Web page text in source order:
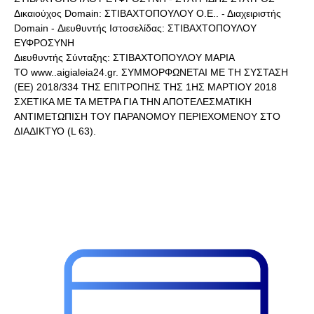
Δικαιούχος Domain: ΣΤΙΒΑΧΤΟΠΟΥΛΟΥ Ο.Ε.. - Διαχειριστής
Domain - Διευθυντής Ιστοσελίδας: ΣΤΙΒΑΧΤΟΠΟΥΛΟΥ
ΕΥΦΡΟΣΥΝΗ
Διευθυντής Σύνταξης: ΣΤΙΒΑΧΤΟΠΟΥΛΟΥ ΜΑΡΙΑ
ΤΟ www..aigialeia24.gr. ΣΥΜΜΟΡΦΩΝΕΤΑΙ ΜΕ ΤΗ ΣΥΣΤΑΣΗ
(ΕΕ) 2018/334 ΤΗΣ ΕΠΙΤΡΟΠΗΣ ΤΗΣ 1ΗΣ ΜΑΡΤΙΟΥ 2018
ΣΧΕΤΙΚΑ ΜΕ ΤΑ ΜΕΤΡΑ ΓΙΑ ΤΗΝ ΑΠΟΤΕΛΕΣΜΑΤΙΚΗ
ΑΝΤΙΜΕΤΩΠΙΣΗ ΤΟΥ ΠΑΡΑΝΟΜΟΥ ΠΕΡΙΕΧΟΜΕΝΟΥ ΣΤΟ
ΔΙΑΔΙΚΤΥΟ (L 63).